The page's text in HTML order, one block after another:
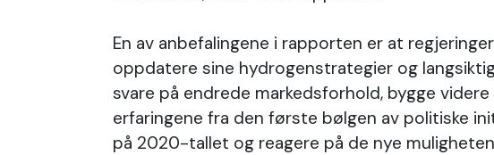
En av anbefalingene i rapporten er at
oppdatere sine hydrogenstrategier og
svare på endrede markedsforhold, bygge videre
erfaringene fra den første bølgen av politiske
på 2020-tallet og reagere på de nye